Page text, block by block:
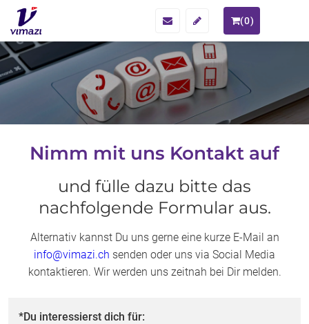
(0)
Nimm mit uns Kontakt auf
und fülle dazu bitte das
nachfolgende Formular aus.
Alternativ kannst Du uns gerne eine kurze E-Mail an
info@vimazi.ch senden oder uns via Social Media
kontaktieren. Wir werden uns zeitnah bei Dir melden.
*Du interessierst dich für: